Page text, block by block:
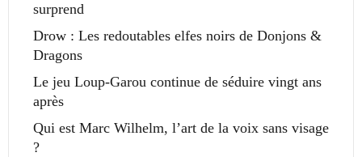
surprend
Drow : Les redoutables elfes noirs de Donjons &
Dragons
Le jeu Loup-Garou continue de séduire vingt ans
après
Qui est Marc Wilhelm, l’art de la voix sans visage
?